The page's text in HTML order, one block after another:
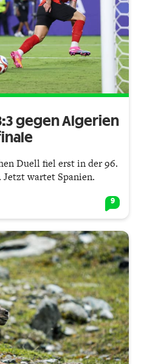
gegen Algerien
Duell fiel erst in der 96.
Jetzt wartet Spanien.
9